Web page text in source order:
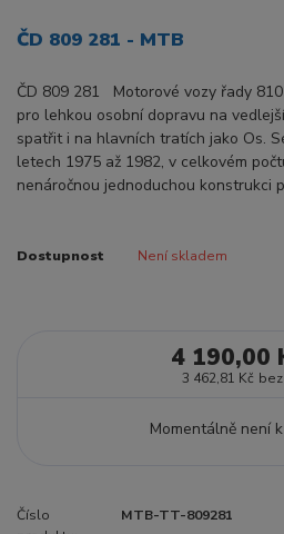
ČD 809 281 - MTB
ČD 809 281 Motorové vozy řady
pro lehkou osobní dopravu na
spatřit i na hlavních tratích jako Os.
letech 1975 až 1982, v celkovém
nenáročnou jednoduchou konstrukci
Dostupnost Není skladem
4 190,00
3 462,81 Kč
Momentálně není
Číslo
MTB-TT-809281